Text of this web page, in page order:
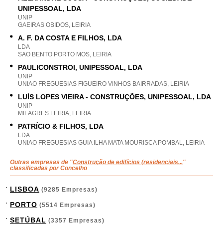
UNIPESSOAL, LDA
UNIP
GAEIRAS OBIDOS, LEIRIA
A. F. DA COSTA E FILHOS, LDA
LDA
SAO BENTO PORTO MOS, LEIRIA
PAULICONSTROI, UNIPESSOAL, LDA
UNIP
UNIAO FREGUESIAS FIGUEIRO VINHOS BAIRRADAS, LEIRIA
LUÍS LOPES VIEIRA - CONSTRUÇÕES, UNIPESSOAL, LDA
UNIP
MILAGRES LEIRIA, LEIRIA
PATRÍCIO & FILHOS, LDA
LDA
UNIAO FREGUESIAS GUIA ILHA MATA MOURISCA POMBAL, LEIRIA
Outras empresas de "Construção de edifícios (residenciais..."
classificadas por Concelho
LISBOA (9285 Empresas)
PORTO (5514 Empresas)
SETÚBAL (3357 Empresas)